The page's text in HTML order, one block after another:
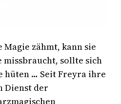
zähmt, kann sie
missbraucht, sollte sich
hüten … Seit Freyra ihre
Dienst der